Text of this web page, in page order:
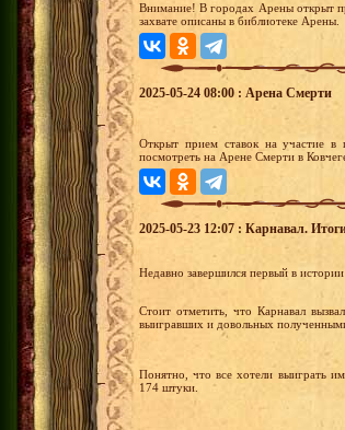
Внимание! В городах Арены открыт
захвате описаны в библиотеке Арены.
2025-05-24 08:00 : Арена Смерти
Открыт прием ставок на участие в
посмотреть на Арене Смерти в
2025-05-23 12:07 : Карнавал.
Недавно завершился первый в
Стоит отметить, что Карнавал
выигравших и довольных
Понятно, что все хотели выиграть
174 штуки.